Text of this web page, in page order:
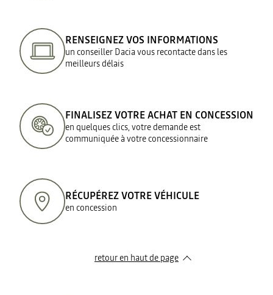
RENSEIGNEZ VOS INFORMATIONS
un conseiller Dacia vous recontacte dans les
meilleurs délais
FINALISEZ VOTRE ACHAT EN CONCESSION
en quelques clics, votre demande est
communiquée à votre concessionnaire
RÉCUPÉREZ VOTRE VÉHICULE
en concession
retour en haut de page​